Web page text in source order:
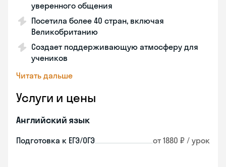
уверенного общения
Посетила более 40 стран, включая
Великобританию
Создает поддерживающую атмосферу для
учеников
Читать дальше
Услуги и цены
Английский язык
Подготовка к ЕГЭ/ОГЭ от 1880 ₽ / урок